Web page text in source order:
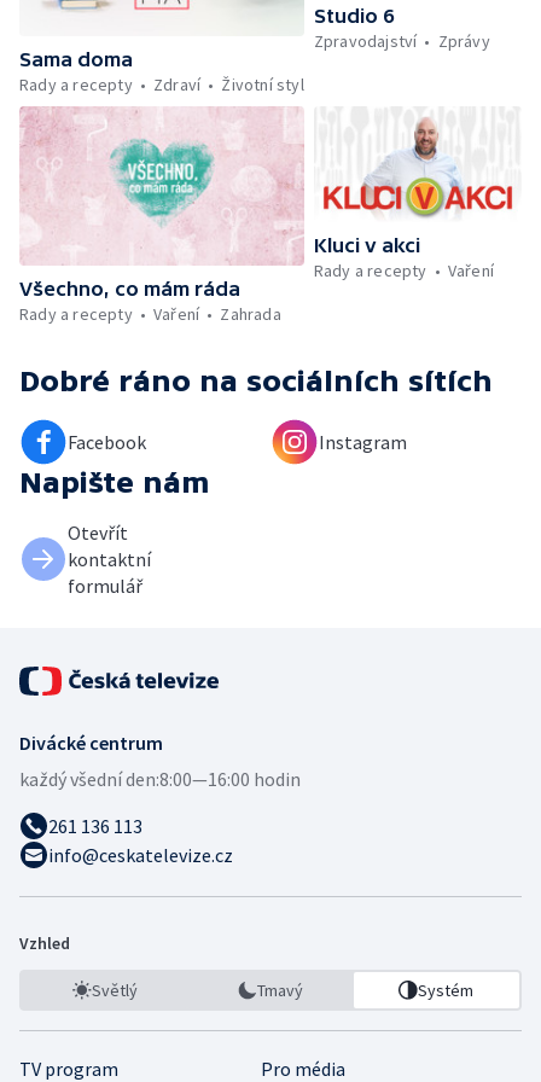
festival ve Strážnici — Minimum sacharidů:
maso, vejce, mléčné výrobky a luštěniny —
Kniha veselých říkanek Hrátky se zvířátky —
Umělecký festival Pohoda 2026 —
Vyhodnocení ankety + ČT tipy —
Vyhodnocení divácké soutěže — Práce
záchranářů v létě
Sama doma
Rady a recepty
Zdraví Životní styl
Studio 6
Zpravodajství
Zprávy
Všechno, co mám ráda
Rady a recepty
Vaření Zahrada
Kluci v akci
Rady a recepty
Vaření
Dobré ráno na sociálních sítích
Facebook Instagram
Napište nám
Otevřít
kontaktní
formulář
Divácké centrum
každý všední den:8:00—16:00 hodin
261 136 113
info@ceskatelevize.cz
Vzhled
Světlý Tmavý Systém
TV program Pro média